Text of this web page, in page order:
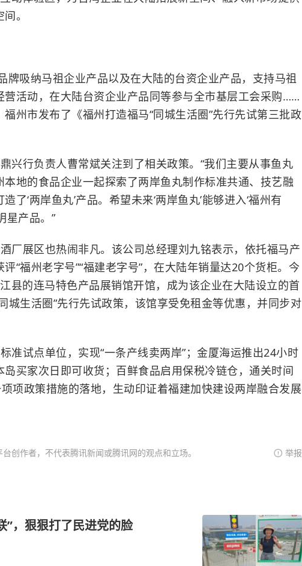
。
牌吸纳马祖企业产品以及在大陆的台资企业产品，支持马祖
营活动，在大陆台资企业产品同等参与全市基层工会采购……
州市发布了《福州打造福马“同城生活圈”先行先试第三批政
兴行负责人曹常斌关注到了相关政策。“我们主要从事鱼丸
本地的食品企业一起探索了两岸鱼丸制作标准共通、技艺融
了‘两岸鱼丸’产品。希望未来‘两岸鱼丸’能够进入‘福州有
星产品。”
厂展区也热闹非凡。该公司总经理刘九铭表示，依托福马产
“福州老字号”“福建老字号”，在大陆年销量达20个货柜。今
县的连马特色产品展销馆开馆，成为该企业在大陆设立的首
城生活圈”先行先试政策，该馆享受免租金等优惠，并同步对
准试点单位，实现“一条产线卖两岸”；金厦海运推出24小时
岛买家次日即可收货；百鲜食品启用保税冷链仓，通关时间
项政策措施的落地，生动印证着福建加快建设两岸融合发展
创作者，不代表腾讯新闻或腾讯网的观点和立场。 举报
”，狠狠打了民进党的脸